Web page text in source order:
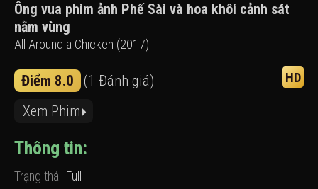
Ông vua phim ảnh Phế Sài và hoa khôi cảnh sát
nằm vùng
All Around a Chicken (2017)
Điểm 8.0 (1 Đánh giá) HD
Xem Phim
Thông tin:
Trạng thái: Full